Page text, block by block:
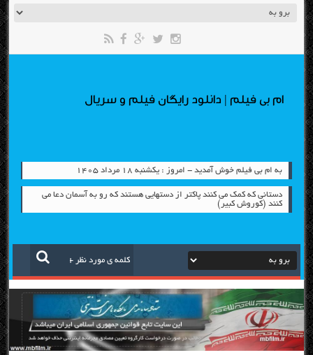
ام بی فیلم | دانلود رایگان فیلم و سریال
به ام بی فیلم خوش آمدید - امروز : یکشنبه ۱۸ مرداد ۱۴۰۵
دستانی که کمک می کنند پاکتر از دستهایی هستند که رو به آسمان دعا می
کنند (کوروش کبیر)